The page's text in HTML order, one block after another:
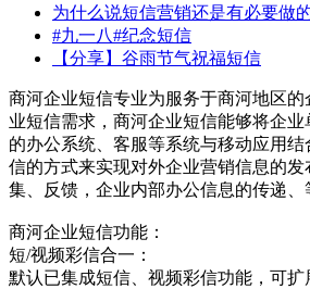
为什么说短信营销还是有必要做
#九一八#纪念短信
【分享】谷雨节气祝福短信
商河企业短信专业为服务于商河地区
业短信需求，商河企业短信能够将企
的办公系统、客服等系统与移动应用
信的方式来实现对外企业营销信息的
集、反馈，企业内部办公信息的传递、
商河企业短信功能：
短/视频彩信合一：
默认已集成短信、视频彩信功能，可扩